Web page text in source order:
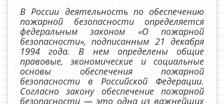
В России деятельность по обеспечению
пожарной безопасности определяется
федеральным законом «О пожарной
безопасности», подписанным 21 декабря
1994 года. В нем определены общие
правовые, экономические и социальные
основы обеспечения пожарной
безопасности в Российской Федерации.
Согласно закону обеспечение пожарной
безопасности — это одна из важнейших